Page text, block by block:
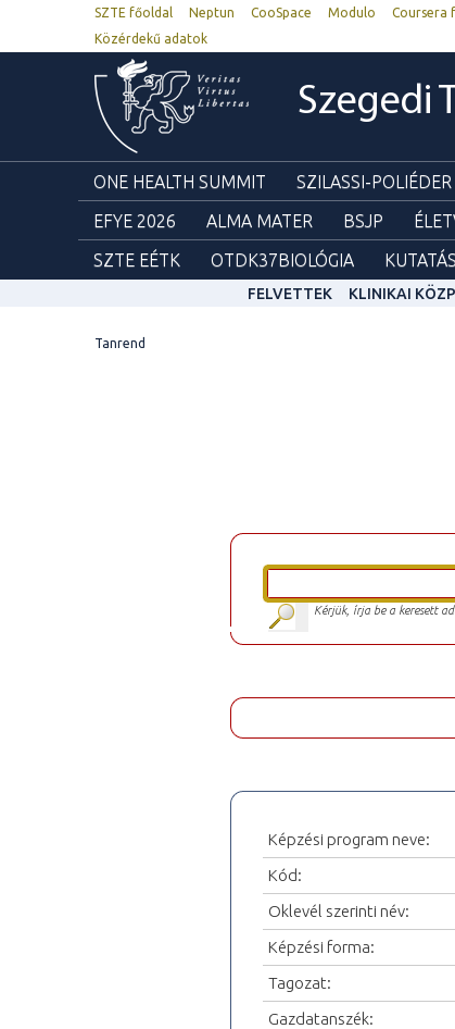
SZTE főoldal Neptun CooSpace Modulo Coursera
Közérdekű adatok
Szegedi
ONE HEALTH SUMMIT SZILASSI-
EFYE 2026
ALMA MATER BSJP
SZTE EÉTK
OTDK37BIOLÓGIA KUTATÁS
FELVETTEK KLINIKAI
Tanrend
Kérjük, írja be a keresett
Képzési program neve:
Kód:
Oklevél szerinti név:
Képzési forma:
Tagozat:
Gazdatanszék: